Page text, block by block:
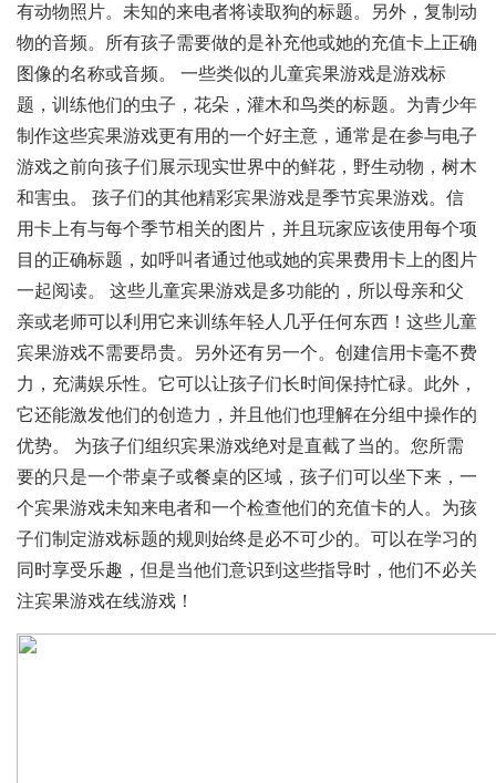
有动物照片。未知的来电者将读取狗的标题。另外，复制动
物的音频。所有孩子需要做的是补充他或她的充值卡上正确
图像的名称或音频。 一些类似的儿童宾果游戏是游戏标
题，训练他们的虫子，花朵，灌木和鸟类的标题。为青少年
制作这些宾果游戏更有用的一个好主意，通常是在参与电子
游戏之前向孩子们展示现实世界中的鲜花，野生动物，树木
和害虫。 孩子们的其他精彩宾果游戏是季节宾果游戏。信
用卡上有与每个季节相关的图片，并且玩家应该使用每个项
目的正确标题，如呼叫者通过他或她的宾果费用卡上的图片
一起阅读。 这些儿童宾果游戏是多功能的，所以母亲和父
亲或老师可以利用它来训练年轻人几乎任何东西！这些儿童
宾果游戏不需要昂贵。另外还有另一个。创建信用卡毫不费
力，充满娱乐性。它可以让孩子们长时间保持忙碌。此外，
它还能激发他们的创造力，并且他们也理解在分组中操作的
优势。 为孩子们组织宾果游戏绝对是直截了当的。您所需
要的只是一个带桌子或餐桌的区域，孩子们可以坐下来，一
个宾果游戏未知来电者和一个检查他们的充值卡的人。为孩
子们制定游戏标题的规则始终是必不可少的。可以在学习的
同时享受乐趣，但是当他们意识到这些指导时，他们不必关
注宾果游戏在线游戏！